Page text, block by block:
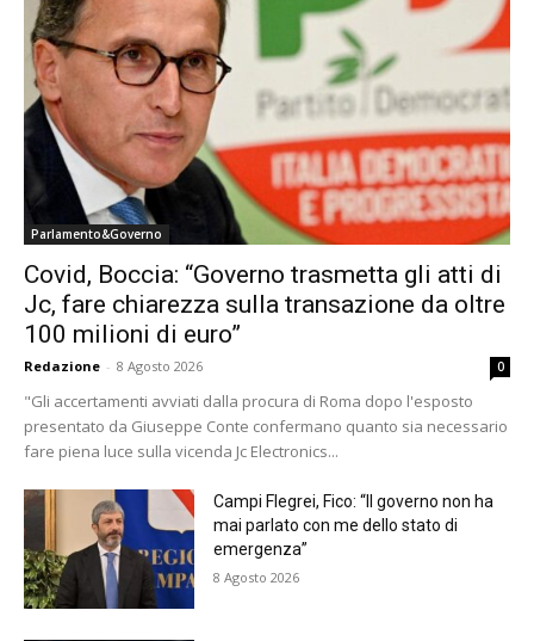
Parlamento&Governo
Covid, Boccia: “Governo trasmetta gli atti di
Jc, fare chiarezza sulla transazione da oltre
100 milioni di euro”
Redazione - 8 Agosto 2026 0
"Gli accertamenti avviati dalla procura di Roma dopo l'esposto
presentato da Giuseppe Conte confermano quanto sia necessario
fare piena luce sulla vicenda Jc Electronics...
Campi Flegrei, Fico: “Il governo non ha
mai parlato con me dello stato di
emergenza”
8 Agosto 2026